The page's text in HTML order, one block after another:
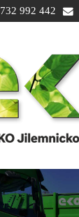
732 992 442